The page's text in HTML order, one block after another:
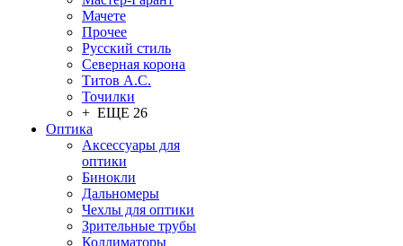
Мачете
Прочее
Русский стиль
Северная корона
Титов А.С.
Точилки
+ ЕЩЕ 26
Оптика
Аксессуары для
оптики
Бинокли
Дальномеры
Чехлы для оптики
Зрительные трубы
Коллиматоры